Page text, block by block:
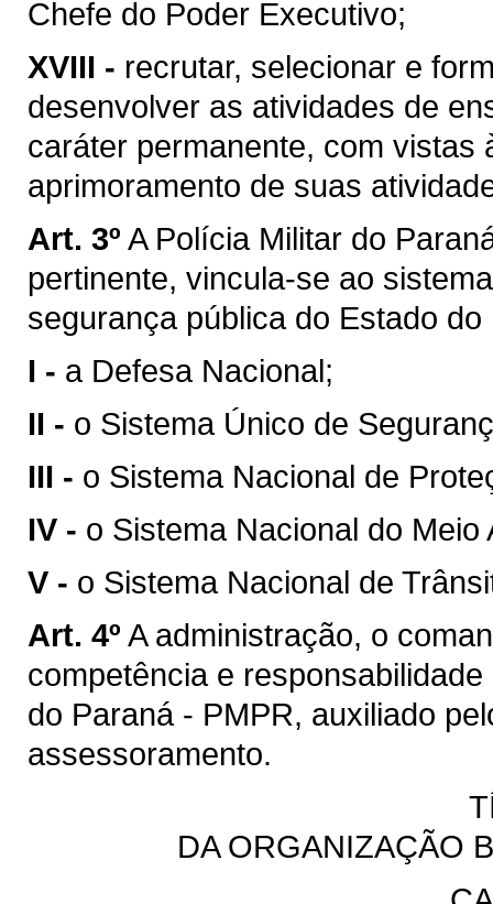
Chefe do Poder Executivo;
XVIII - recrutar, selecionar e
desenvolver as atividades de
caráter permanente, com vistas
aprimoramento de suas
Art. 3º A Polícia Militar do
pertinente, vincula-se ao
segurança pública do Estado
I - a Defesa Nacional;
II - o Sistema Único de
III - o Sistema Nacional de
IV - o Sistema Nacional do Meio
V - o Sistema Nacional de
Art. 4º A administração, o
competência e
do Paraná - PMPR, auxiliado
assessoramento.
DA ORGANIZAÇÃO